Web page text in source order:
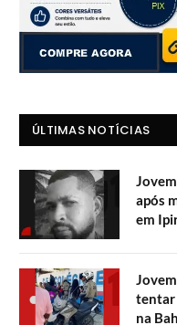
ÚLTIMAS NOTÍCIAS
após
em
tentar
na